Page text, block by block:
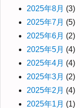
2025年8月 (3)
2025年7月 (5)
2025年6月 (2)
2025年5月 (4)
2025年4月 (4)
2025年3月 (2)
2025年2月 (4)
2025年1月 (1)